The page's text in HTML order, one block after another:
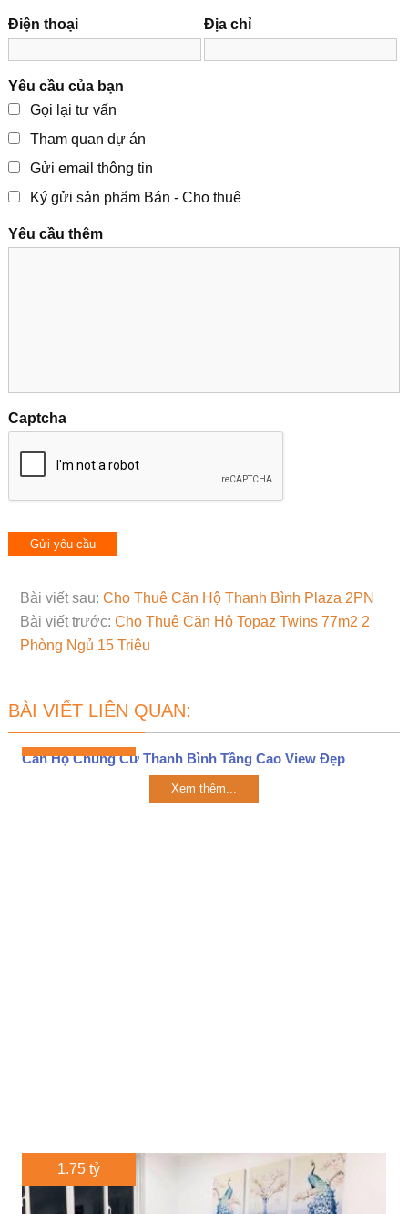
Điện thoại Địa chỉ
Yêu cầu của bạn
Gọi lại tư vấn
Tham quan dự án
Gửi email thông tin
Ký gửi sản phẩm Bán - Cho thuê
Yêu cầu thêm
Captcha
Bài viết sau: Cho Thuê Căn Hộ Thanh Bình Plaza 2PN
Bài viết trước: Cho Thuê Căn Hộ Topaz Twins 77m2 2
Phòng Ngủ 15 Triệu
BÀI VIẾT LIÊN QUAN:
Căn Hộ Chung Cư Thanh Bình Tầng Cao View Đẹp
Xem thêm...
1.75 tỷ